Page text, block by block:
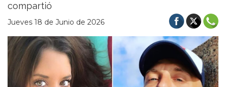
compartió
Jueves 18 de Junio de 2026